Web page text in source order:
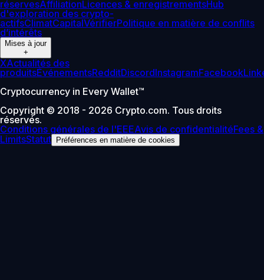
réservesAffiliationLicences & enregistrementsHub
d'exploration des crypto-
actifsClimatCapitalVérifierPolitique en matière de conflits
d’intérêts
Mises à jour
+
XActualités des
produitsÉvénementsRedditDiscordInstagramFacebook
Cryptocurrency in Every Wallet™
Copyright © 2018 - 2026 Crypto.com. Tous droits
réservés.
Conditions générales de l'EEEAvis de confidentialitéFees &
LimitsStatut Préférences en matière de cookies